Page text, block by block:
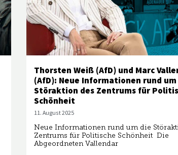
Thorsten Weiß (AfD) und Marc
(AfD): Neue Informationen rund
Störaktion des Zentrums für
Schönheit
11. August 2025
Neue Informationen rund um die
Zentrums für Politische Schönheit Die
Abgeordneten Vallendar